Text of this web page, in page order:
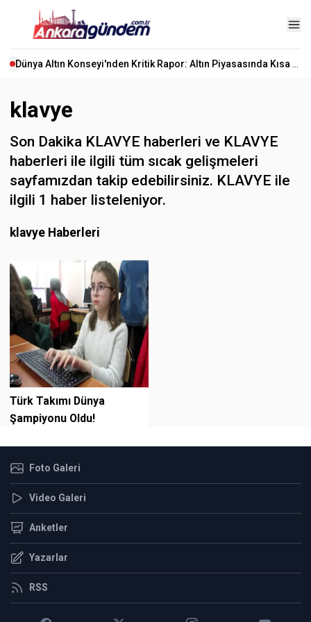
klavye
Son Dakika KLAVYE haberleri ve KLAVYE
haberleri ile ilgili tüm sıcak gelişmeleri
sayfamızdan takip edebilirsiniz. KLAVYE ile
ilgili 1 haber listeleniyor.
klavye Haberleri
Türk Takımı Dünya
Şampiyonu Oldu!
Foto Galeri
Video Galeri
Anketler
Yazarlar
RSS